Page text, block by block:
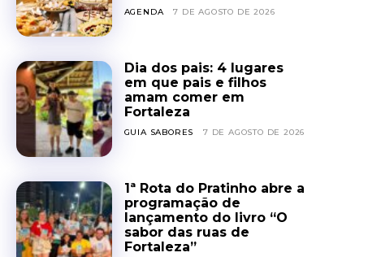
AGENDA 7 DE AGOSTO DE 2026
Dia dos pais: 4 lugares
em que pais e filhos
amam comer em
Fortaleza
GUIA SABORES 7 DE AGOSTO DE 2026
1ª Rota do Pratinho abre a
programação de
lançamento do livro “O
sabor das ruas de
Fortaleza”